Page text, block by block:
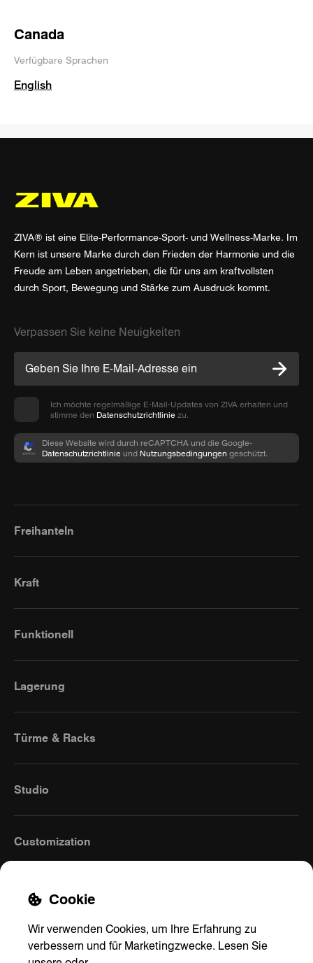
Canada
Verfügbare Sprachen
English
ZIVA® ist eine Elite-Performance-Sport- und Wellness-Marke. Im
Kern ist unsere Marke durch den Frieden der Harmonie und die
Freude am Leben angetrieben, die für uns am kraftvollsten
durch Sport, Bewegung und Stärke zum Ausdruck kommt.
Verpassen Sie keine Neuigkeiten
Ich möchte regelmäßige E-Mail-Updates von ZIVA erhalten und
stimme den Datenschutzrichtlinie zu.
Diese Website wird durch reCAPTCHA und die Google-
Datenschutzrichtlinie und Nutzungsbedingungen geschützt.
Freihanteln
Kraft
Funktionell
Lagerung
Türme & Racks
Studio
Customization
Cookie
Wir verwenden Cookies, um Ihre Erfahrung zu
verbessern und für Marketingzwecke. Lesen Sie